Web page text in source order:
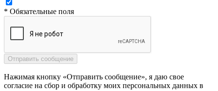
* Обязательные поля
Нажимая кнопку «Отправить сообщение», я даю свое
согласие на сбор и обработку моих персональных данных в